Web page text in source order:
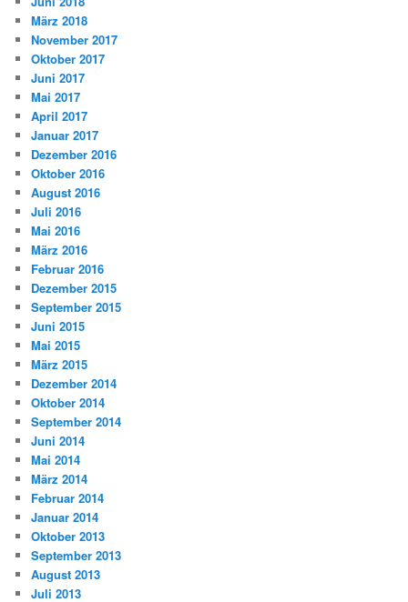
März 2018
November 2017
Oktober 2017
Juni 2017
Mai 2017
April 2017
Januar 2017
Dezember 2016
Oktober 2016
August 2016
Juli 2016
Mai 2016
März 2016
Februar 2016
Dezember 2015
September 2015
Juni 2015
Mai 2015
März 2015
Dezember 2014
Oktober 2014
September 2014
Juni 2014
Mai 2014
März 2014
Februar 2014
Januar 2014
Oktober 2013
September 2013
August 2013
Juli 2013